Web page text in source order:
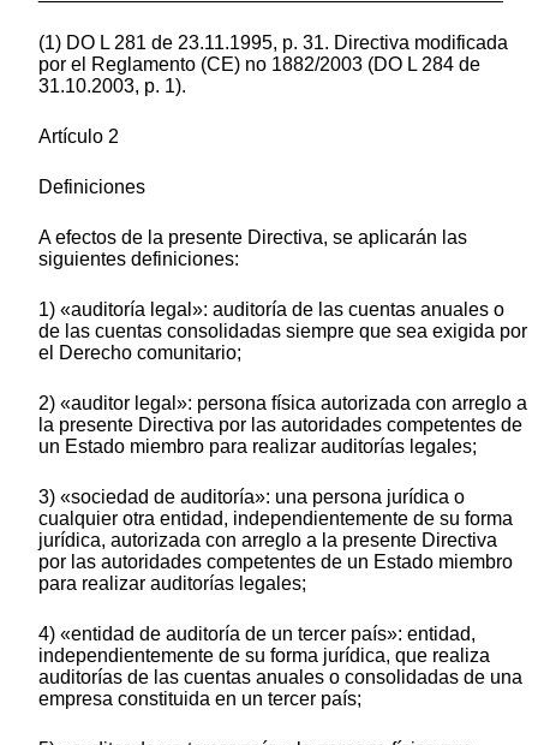
(1) DO L 281 de 23.11.1995, p. 31. Directiva modificada
por el Reglamento (CE) no 1882/2003 (DO L 284 de
31.10.2003, p. 1).
Artículo 2
Definiciones
A efectos de la presente Directiva, se aplicarán las
siguientes definiciones:
1) «auditoría legal»: auditoría de las cuentas anuales o
de las cuentas consolidadas siempre que sea exigida por
el Derecho comunitario;
2) «auditor legal»: persona física autorizada con arreglo a
la presente Directiva por las autoridades competentes de
un Estado miembro para realizar auditorías legales;
3) «sociedad de auditoría»: una persona jurídica o
cualquier otra entidad, independientemente de su forma
jurídica, autorizada con arreglo a la presente Directiva
por las autoridades competentes de un Estado miembro
para realizar auditorías legales;
4) «entidad de auditoría de un tercer país»: entidad,
independientemente de su forma jurídica, que realiza
auditorías de las cuentas anuales o consolidadas de una
empresa constituida en un tercer país;